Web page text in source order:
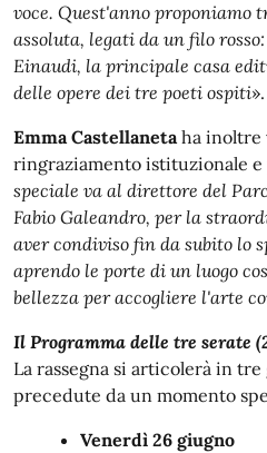
voce. Quest'anno proponiamo
assoluta, legati da un filo
Einaudi, la principale casa
delle opere dei tre poeti ospiti».
Emma Castellanetaha inoltre
ringraziamento istituzionale e
speciale va al direttore del
Fabio Galeandro, per la
aver condiviso fin da subito lo
aprendo le porte di un luogo
bellezza per accogliere l'arte
Il Programma delle tre serate
La rassegna si articolerà in
precedute da un momento
Venerdì 26 giugno